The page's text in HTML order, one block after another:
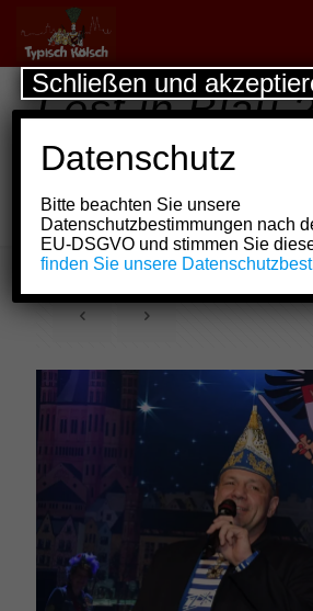
Fest in Blau
67.
kein bißchen
die Rente!
Datenschutz
Bitte beachten Sie unsere
Datenschutzbestimmungen nach
EU-DSGVO und stimmen Sie
finden Sie unsere
Schließen und